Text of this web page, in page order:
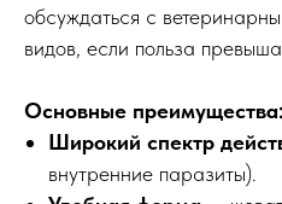
обсуждаться с
видов, если польза
Основные преимущества:
Широкий спектр
внутренние паразиты).